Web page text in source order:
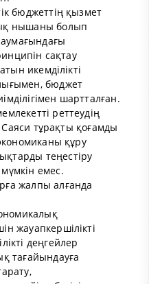
бюджеттің қызмет
нышаны болып
сақтау
икемділікті
бюджет
шартталған.
реттеудің
Саяси тұрақты қоғамды
құру
теңестіру
емес.
жалпы алғанда
жауапкершілікті
деңгейлер
тағайындауға